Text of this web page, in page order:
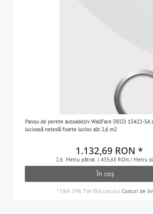
Panou de perete autoadeziv WallFace DECO 15422-
lucioasă netedă foarte lucios alb 2,6 m2
1.132,69 RON *
2.6 Metru pătrat | 435,65 RON / Metru
În coș
* Fără 19% TVAfără calculul Costuri de